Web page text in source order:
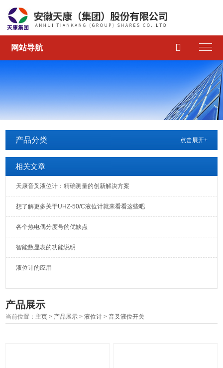
网站导航 
产品分类 点击展开+
相关文章
天康音叉液位计：精确测量的创新解决方案
想了解更多关于UHZ-50/C液位计就来看看这些吧
各个热电偶分度号的优缺点
智能数显表的功能说明
液位计的应用
产品展示
当前位置： 主页 > 产品展示 >液位计 >音叉液位开关